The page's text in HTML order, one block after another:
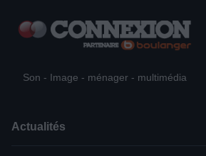
Son - Image - ménager - multimédia
Actualités